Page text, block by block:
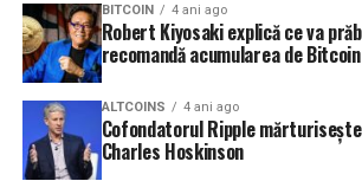
BITCOIN 4 ani ago
Robert Kiyosaki explică ce va
recomandă acumularea de Bitcoin
ALTCOINS 4 ani ago
Cofondatorul Ripple
Charles Hoskinson